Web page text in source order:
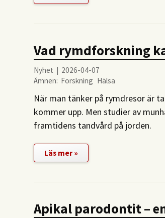
Vad rymdforskning
Nyhet | 2026-04-07
Ämnen: Forskning Hälsa
När man tänker på rymdresor är
kommer upp. Men studier av
framtidens tandvård på jorden.
Läs mer »
Apikal parodontit –